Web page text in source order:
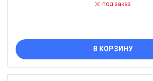
под заказ
В КОРЗИНУ